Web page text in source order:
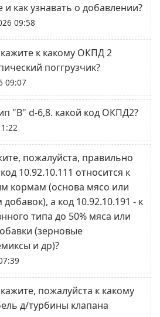
как узнавать о добавлении?
09:58
к какому ОКПД 2
поггрузчик?
09:07
"B" d-6,8. какой код ОКПД2?
пожалуйста, правильно
10.92.10.111 относится к
кормам (основа мясо или
а код 10.92.10.191 - к
типа до 50% мяса или
(зерновые
и др)?
пожалуйста к какому
д/турбины клапана